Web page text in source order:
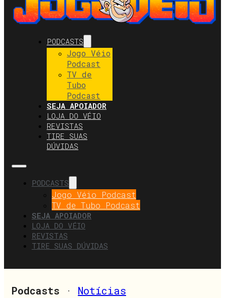
PODCASTS
Jogo Véio
Podcast
TV de
Tubo
Podcast
SEJA APOIADOR
LOJA DO VÉIO
REVISTAS
TIRE SUAS
DÚVIDAS
PODCASTS
Jogo Véio Podcast
TV de Tubo Podcast
SEJA APOIADOR
LOJA DO VÉIO
REVISTAS
TIRE SUAS DÚVIDAS
Podcasts · Notícias